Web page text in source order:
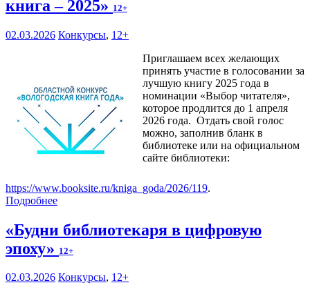
книга – 2025» 12+
02.03.2026 Конкурсы, 12+
Приглашаем всех желающих
принять участие в голосовании за
лучшую книгу 2025 года в
номинации «Выбор читателя»,
которое продлится до 1 апреля
2026 года. Отдать свой голос
можно, заполнив бланк в
библиотеке или на официальном
сайте библиотеки:
https://www.booksite.ru/kniga_goda/2026/119.
Подробнее
«Будни библиотекаря в цифровую
эпоху» 12+
02.03.2026 Конкурсы, 12+